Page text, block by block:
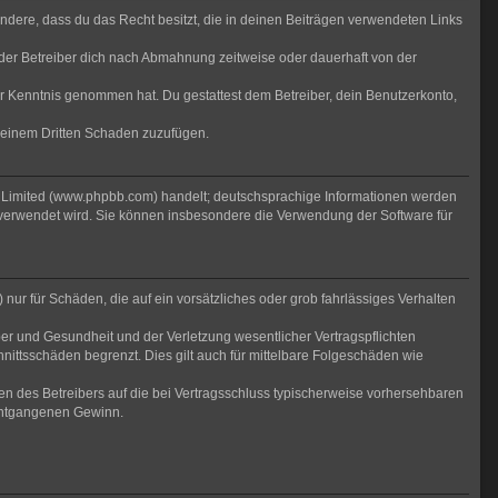
dass du das Recht besitzt, die in deinen Beiträgen verwendeten Links
Betreiber dich nach Abmahnung zeitweise oder dauerhaft von der
genommen hat. Du gestattest dem Betreiber, dein Benutzerkonto,
Dritten Schaden zuzufügen.
(www.phpbb.com) handelt; deutschsprachige Informationen werden
wird. Sie können insbesondere die Verwendung der Software für
für Schäden, die auf ein vorsätzliches oder grob fahrlässiges Verhalten
und Gesundheit und der Verletzung wesentlicher Vertragspflichten
begrenzt. Dies gilt auch für mittelbare Folgeschäden wie
des Betreibers auf die bei Vertragsschluss typischerweise vorhersehbaren
Gewinn.